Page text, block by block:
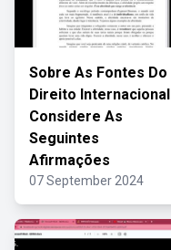
Sobre As Fontes Do
Direito Internacional
Considere As
Seguintes
Afirmações
07 September 2024